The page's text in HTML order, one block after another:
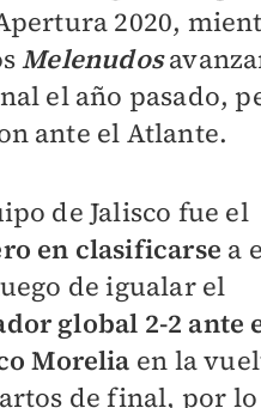
2020,
Melenudos
el año pasado,
ante el Atlante.
de Jalisco fue el
en clasificarse a
de igualar el
global 2-2 ante
Morelia en la
de final, por